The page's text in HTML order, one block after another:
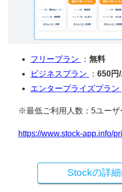
フリープラン ： 無料
ビジネスプラン
： 650円
エンタープライズプラン
※最低ご利用人数：5ユーザ
https://www.stock-app.info/
Stockの詳